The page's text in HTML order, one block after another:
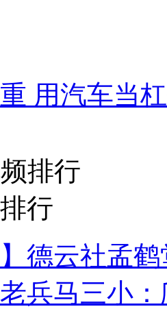
用汽车当
排行
行
】德云社孟
兵马三小